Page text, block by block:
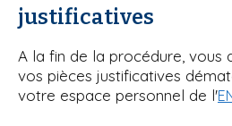
justificatives
A la fin de la procédure, vous
vos pièces justificatives
votre espace personnel de l'